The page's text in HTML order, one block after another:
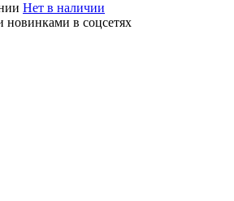
Нет в наличии
новинками в соцсетях